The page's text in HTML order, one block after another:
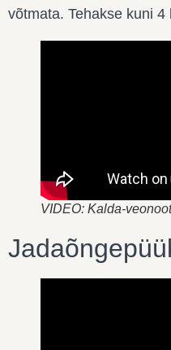
võtmata. Tehakse kuni 4
VIDEO: Kalda-